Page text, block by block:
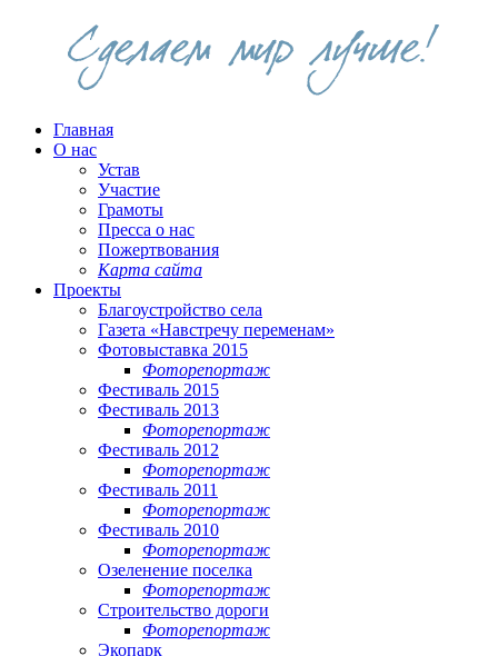
Главная
О нас
Устав
Участие
Грамоты
Пресса о нас
Пожертвования
Карта сайта
Проекты
Благоустройство села
Газета «Навстречу переменам»
Фотовыставка 2015
Фоторепортаж
Фестиваль 2015
Фестиваль 2013
Фоторепортаж
Фестиваль 2012
Фоторепортаж
Фестиваль 2011
Фоторепортаж
Фестиваль 2010
Фоторепортаж
Озеленение поселка
Фоторепортаж
Строительство дороги
Фоторепортаж
Экопарк